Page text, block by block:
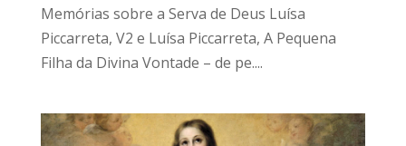
Memórias sobre a Serva de Deus Luísa
Piccarreta, V2 e Luísa Piccarreta, A Pequena
Filha da Divina Vontade – de pe....